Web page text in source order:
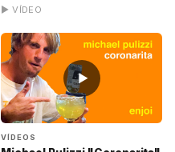
▶ VÍDEO
▶
VÍDEOS